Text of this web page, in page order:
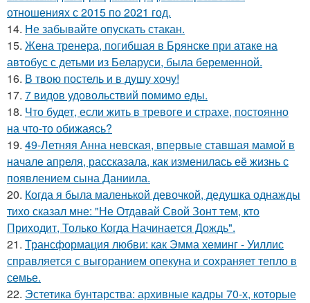
отношениях с 2015 по 2021 год.
14. Не забывайте опускать стакан.
15. Жена тренера, погибшая в Брянске при атаке на
автобус с детьми из Беларуси, была беременной.
16. В твою постель и в душу хочу!
17. 7 видов удовольствий помимо еды.
18. Что будет, если жить в тревоге и страхе, постоянно
на что-то обижаясь?
19. 49-Летняя Анна невская, впервые ставшая мамой в
начале апреля, рассказала, как изменилась её жизнь с
появлением сына Даниила.
20. Когда я была маленькой девочкой, дедушка однажды
тихо сказал мне: "Не Отдавай Свой Зонт тем, кто
Приходит, Только Когда Начинается Дождь".
21. Трансформация любви: как Эмма хеминг - Уиллис
справляется с выгоранием опекуна и сохраняет тепло в
семье.
22. Эстетика бунтарства: архивные кадры 70-х, которые